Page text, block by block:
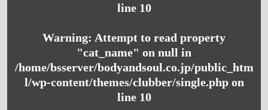
line 10
Warning: Attempt to read property
"cat_name" on null in
/home/bsserver/bodyandsoul.co.jp/public_htm
l/wp-content/themes/clubber/single.phpon
line 10